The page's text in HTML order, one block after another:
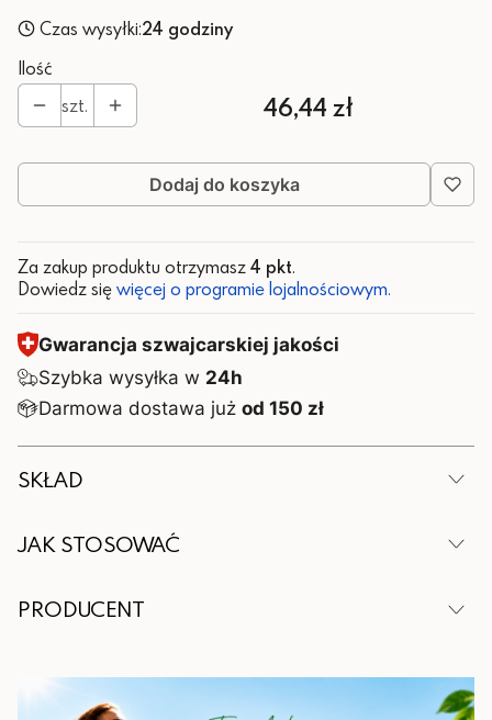
Czas wysyłki:24 godziny
Ilość
szt.
Cena
46,44 zł
Dodaj do koszyka
Za zakup produktu otrzymasz 4 pkt.
Dowiedz się więcej o programie lojalnościowym.
Gwarancja szwajcarskiej jakości
Szybka wysyłka w 24h
Darmowa dostawa jużod 150 zł
SKŁAD
L-cysteina
200 mg
L-metionina
200 mg
JAK STOSOWAĆ
lat to 2 kapsułki dziennie podczas posiłku. Nie
zdrowia, należy stosować zrównoważoną dietę i
PRODUCENT
Valentis AG, CH-6982 Agno – Lugano,
Szwajcaria